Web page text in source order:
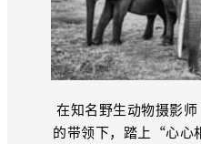
在知名野生动物摄影
的带领下，踏上“心心